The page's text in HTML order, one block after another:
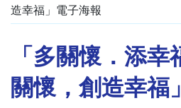
造幸福」電子海報
「多關懷．添
關懷，創造幸福